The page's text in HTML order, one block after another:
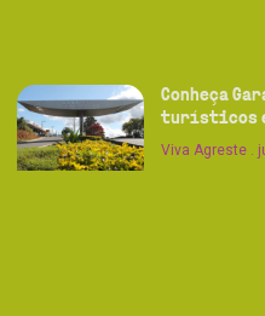
Conheça
turísticos
Viva Agreste